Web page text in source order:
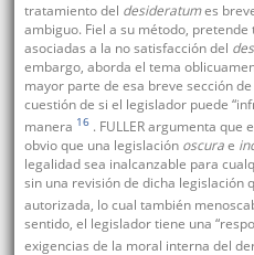
tratamiento del desideratumes
ambiguo. Fiel a su método,
asociadas a la no satisfacción del
embargo, aborda el tema
mayor parte de esa breve sección
cuestión de si el legislador puede
manera 16 . FULLER argumenta que
obvio que una legislación oscurae
legalidad sea inalcanzable para
sin una revisión de dicha legislación
autorizada, lo cual también
sentido, el legislador tiene una
exigencias de la moral interna del